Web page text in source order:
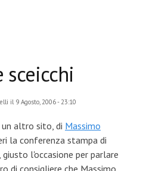
sceicchi
il 9 Agosto, 2006 - 23:10
altro sito, di Massimo
la conferenza stampa di
l'occasione per parlare
di consigliere che Massimo